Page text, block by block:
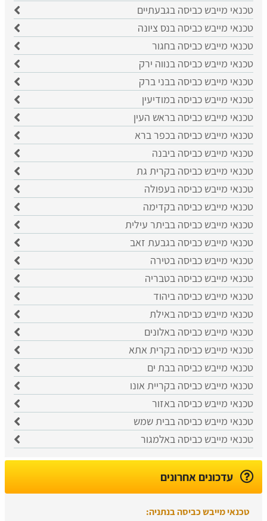
טכנאי מייבש כביסה בגבעתיים
טכנאי מייבש כביסה בנס ציונה
טכנאי מייבש כביסה בחגור
טכנאי מייבש כביסה בנווה ירק
טכנאי מייבש כביסה בבני ברק
טכנאי מייבש כביסה במודיעין
טכנאי מייבש כביסה בראש העין
טכנאי מייבש כביסה בכפר ברא
טכנאי מייבש כביסה ביבנה
טכנאי מייבש כביסה בקרית גת
טכנאי מייבש כביסה בעפולה
טכנאי מייבש כביסה בקדימה
טכנאי מייבש כביסה בביתר עילית
טכנאי מייבש כביסה בגבעת זאב
טכנאי מייבש כביסה בטירה
טכנאי מייבש כביסה בטבריה
טכנאי מייבש כביסה ביהוד
טכנאי מייבש כביסה באילת
טכנאי מייבש כביסה באלונים
טכנאי מייבש כביסה בקרית אתא
טכנאי מייבש כביסה בבת ים
טכנאי מייבש כביסה בקריית אונו
טכנאי מייבש כביסה באזור
טכנאי מייבש כביסה בבית שמש
טכנאי מייבש כביסה באלמגור
עדכונים אחרונים
טכנאי מייבש כביסה בנתניה: